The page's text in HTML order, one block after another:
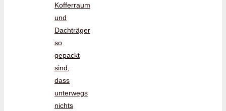
Kofferraum
und
Dachträger
so
gepackt
sind,
dass
unterwegs
nichts